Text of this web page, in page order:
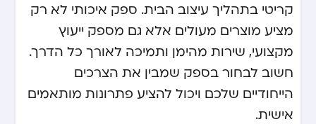
קריטי בתהליך עיצוב הבית. ספק איכותי לא רק
מציע מוצרים מעולים אלא גם מספק ייעוץ
מקצועי, שירות מהימן ותמיכה לאורך כל הדרך.
חשוב לבחור בספק שמבין את הצרכים
הייחודיים שלכם ויכול להציע פתרונות מותאמים
אישית.